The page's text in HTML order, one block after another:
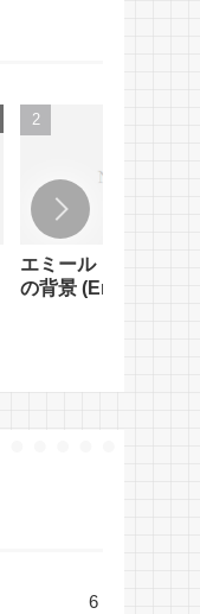
エミール・クーエの
の背景 (Emile
6